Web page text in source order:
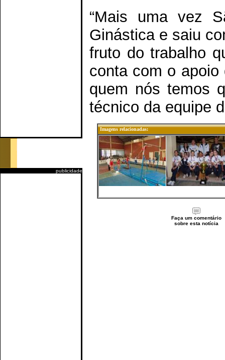
publicidade
“Mais uma vez
Ginástica e saiu
fruto do trabalho
conta com o
quem nós temos
técnico da equipe
Imagens relacionadas:
Faça um comentário
sobre esta notícia